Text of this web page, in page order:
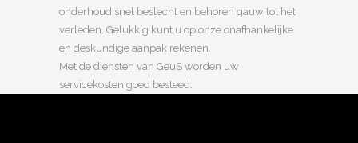
onderhoud snel beslecht en behoren gauw tot het
verleden. Gelukkig kunt u op onze onafhankelijke
en deskundige aanpak rekenen.
Met de diensten van GeuS worden uw
servicekosten goed besteed.